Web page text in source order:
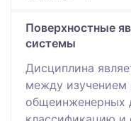
Поверхностные
системы
Дисциплина
между изучением
общеинженерных